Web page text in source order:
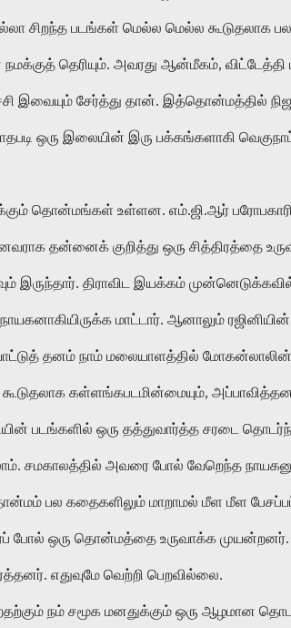
சிறந்த படங்கள் மெல்ல மெல்ல
நமக்குத் தெரியும். அவரது ஆன்மீகம்,
இவையும் சேர்த்து தான். இத்தொன்மத்தில்
ஒரு இலையின் இரு பக்கங்களாகி
தொன்மங்கள் உள்ளன. எம்.ஜி.ஆர்
தன்னைக் குறித்து ஒரு சித்திரத்தை
இருந்தார். திராவிட இயக்கம்
மாட்டார். ஆனாலும்
தனம் நாம் மலையாளத்தில் மோகன்லாலின்
கள்ளங்கபடமின்மையும்,
படங்களில் ஒரு தத்துவார்த்த சரடை
சமகாலத்தில் அவரை போல் வேறெந்த
பல கதைகளிலும் மாறாமல் மீள மீள
போல் ஒரு தொன்மத்தை உருவாக்க
எதுவுமே வெற்றி பெறவில்லை.
நம் சமூக மனதுக்கும் ஒரு ஆழமான